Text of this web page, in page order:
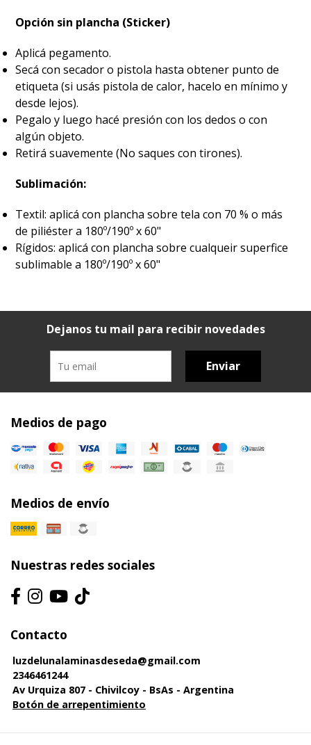
Opción sin plancha (Sticker)
Aplicá pegamento.
Secá con secador o pistola hasta obtener punto de
etiqueta (si usás pistola de calor, hacelo en mínimo y
desde lejos).
Pegalo y luego hacé presión con los dedos o con
algún objeto.
Retirá suavemente (No saques con tirones).
Sublimación:
Textil: aplicá con plancha sobre tela con 70 % o más
de piliéster a 180º/190º x 60"
Rígidos: aplicá con plancha sobre cualqueir superfice
sublimable a 180º/190º x 60"
Dejanos tu mail para recibir novedades
Enviar
Medios de pago
Medios de envío
Nuestras redes sociales
Contacto
luzdelunalaminasdeseda@gmail.com
2346461244
Av Urquiza 807 - Chivilcoy - BsAs - Argentina
Botón de arrepentimiento